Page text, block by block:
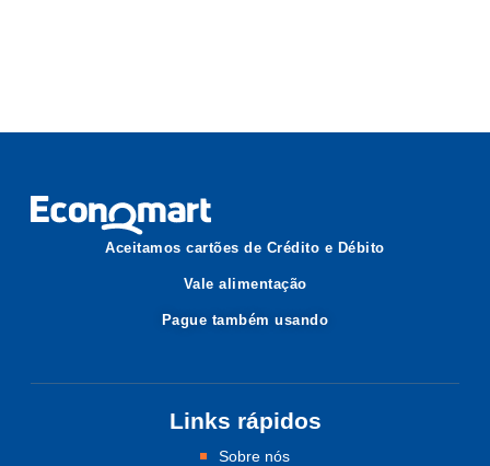
Aceitamos cartões de Crédito e Débito
Vale alimentação
Pague também usando
Links rápidos
Sobre nós